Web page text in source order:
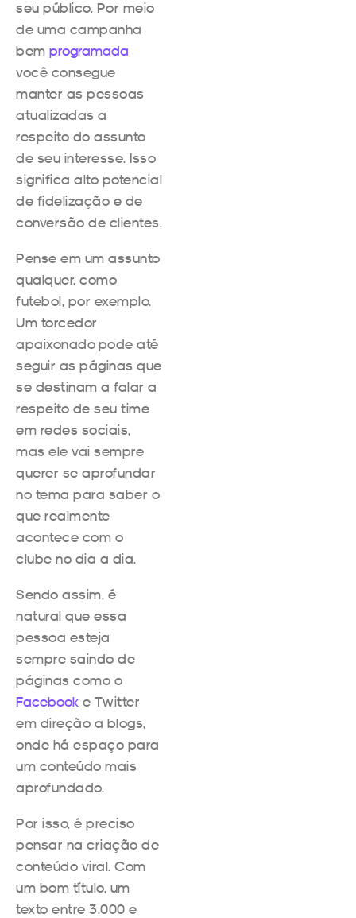
seu público. Por meio
de uma campanha
bem programada
você consegue
manter as pessoas
atualizadas a
respeito do assunto
de seu interesse. Isso
significa alto potencial
de fidelização e de
conversão de clientes.
Pense em um assunto
qualquer, como
futebol, por exemplo.
Um torcedor
apaixonado pode até
seguir as páginas que
se destinam a falar a
respeito de seu time
em redes sociais,
mas ele vai sempre
querer se aprofundar
no tema para saber o
que realmente
acontece com o
clube no dia a dia.
Sendo assim, é
natural que essa
pessoa esteja
sempre saindo de
páginas como o
Facebook e Twitter
em direção a blogs,
onde há espaço para
um conteúdo mais
aprofundado.
Por isso, é preciso
pensar na criação de
conteúdo viral. Com
um bom título, um
texto entre 3.000 e